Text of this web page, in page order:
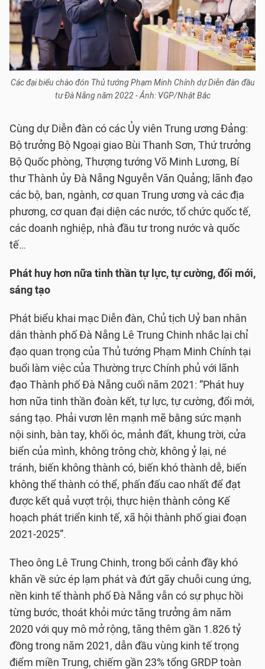
Các đại biểu chào đón Thủ tướng Phạm Minh Chính dự Diễn đàn đầu
tư Đà Nẵng năm 2022 - Ảnh: VGP/Nhật Bắc
Cùng dự Diễn đàn có các Ủy viên Trung ương Đảng:
Bộ trưởng Bộ Ngoại giao Bùi Thanh Sơn, Thứ trưởng
Bộ Quốc phòng, Thượng tướng Võ Minh Lương, Bí
thư Thành ủy Đà Nẵng Nguyễn Văn Quảng; lãnh đạo
các bộ, ban, ngành, cơ quan Trung ương và các địa
phương, cơ quan đại diện các nước, tổ chức quốc tế,
các doanh nghiệp, nhà đầu tư trong nước và quốc
tế…
Phát huy hơn nữa tinh thần tự lực, tự cường, đổi mới,
sáng tạo
Phát biểu khai mạc Diễn đàn, Chủ tịch Uỷ ban nhân
dân thành phố Đà Nẵng Lê Trung Chinh nhắc lại chỉ
đạo quan trọng của Thủ tướng Phạm Minh Chính tại
buổi làm việc của Thường trực Chính phủ với lãnh
đạo Thành phố Đà Nẵng cuối năm 2021: “Phát huy
hơn nữa tinh thần đoàn kết, tự lực, tự cường, đổi mới,
sáng tạo. Phải vươn lên mạnh mẽ bằng sức mạnh
nội sinh, bàn tay, khối óc, mảnh đất, khung trời, cửa
biển của mình, không trông chờ, không ỷ lại, né
tránh, biến không thành có, biến khó thành dễ, biến
không thể thành có thể, phấn đấu cao nhất để đạt
được kết quả vượt trội, thực hiện thành công Kế
hoạch phát triển kinh tế, xã hội thành phố giai đoạn
2021-2025”.
Theo ông Lê Trung Chinh, trong bối cảnh đầy khó
khăn về sức ép lạm phát và đứt gãy chuỗi cung ứng,
nền kinh tế thành phố Đà Nẵng vẫn có sự phục hồi
từng bước, thoát khỏi mức tăng trưởng âm năm
2020 với quy mô mở rộng, tăng thêm gần 1.826 tỷ
đồng trong năm 2021, dẫn đầu vùng kinh tế trọng
điểm miền Trung, chiếm gần 23% tổng GRDP toàn